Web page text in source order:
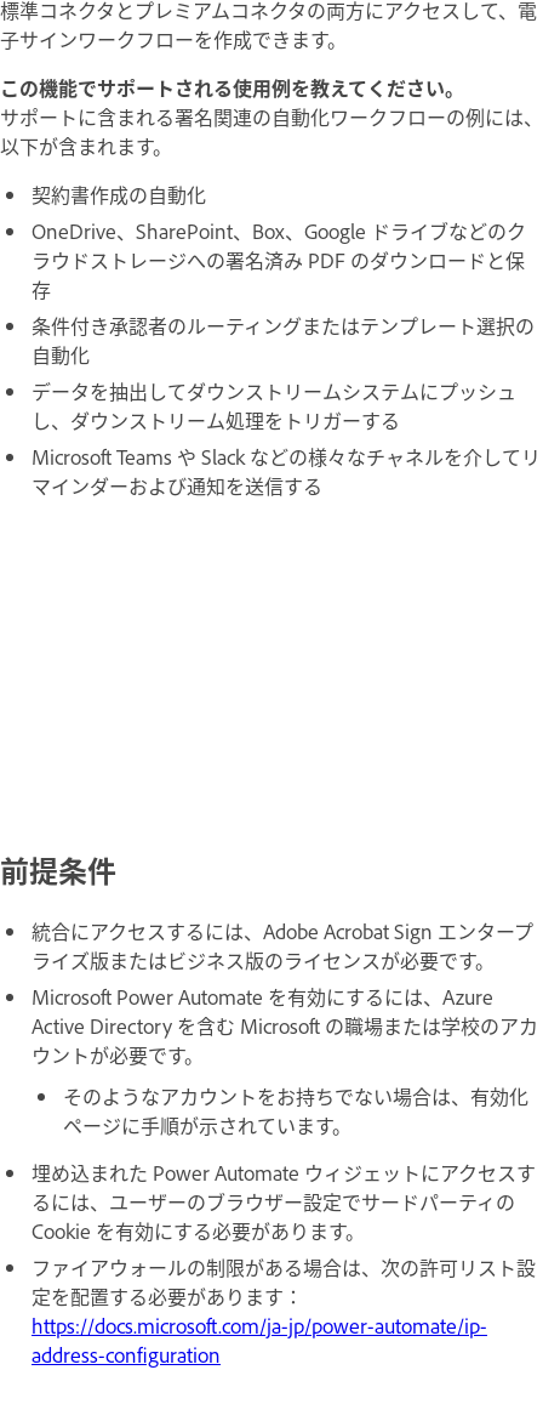
標準コネクタとプレミアムコネクタの両方にアクセスして、電
子サインワークフローを作成できます。
この機能でサポートされる使用例を教えてください。
サポートに含まれる署名関連の自動化ワークフローの例には、
以下が含まれます。
契約書作成の自動化
OneDrive、SharePoint、Box、Google ドライブなどのク
ラウドストレージへの署名済み PDF のダウンロードと保
存
条件付き承認者のルーティングまたはテンプレート選択の
自動化
データを抽出してダウンストリームシステムにプッシュ
し、ダウンストリーム処理をトリガーする
Microsoft Teams や Slack などの様々なチャネルを介してリ
マインダーおよび通知を送信する
前提条件
統合にアクセスするには、Adobe Acrobat Sign エンタープ
ライズ版またはビジネス版のライセンスが必要です。
Microsoft Power Automate を有効にするには、Azure
Active Directory を含む Microsoft の職場または学校のアカ
ウントが必要です。
そのようなアカウントをお持ちでない場合は、有効化
ページに手順が示されています。
埋め込まれた Power Automate ウィジェットにアクセスす
るには、ユーザーのブラウザー設定でサードパーティの
Cookie を有効にする必要があります。
ファイアウォールの制限がある場合は、次の許可リスト設
定を配置する必要があります：
https://docs.microsoft.com/ja-jp/power-automate/ip-
address-configuration